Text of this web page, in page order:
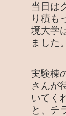
当日は
り積も
境大学
ました
実験棟
さんが
いてく
と、チ